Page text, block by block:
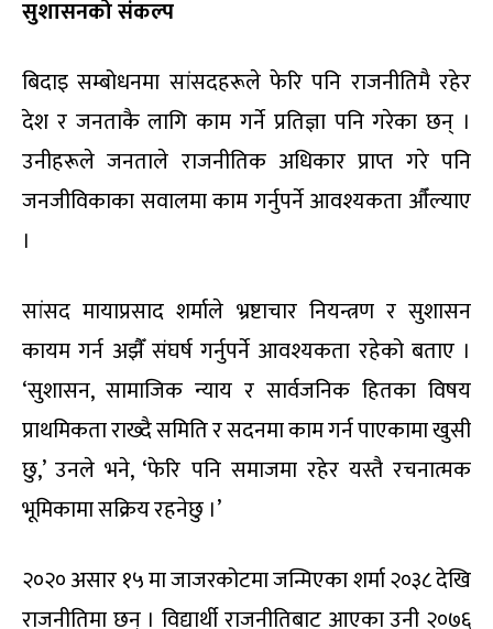
सुशासनको संकल्प
बिदाइ सम्बोधनमा सांसदहरूले फेरि पनि राजनीतिमै रहेर
देश र जनताकै लागि काम गर्ने प्रतिज्ञा पनि गरेका छन् ।
उनीहरूले जनताले राजनीतिक अधिकार प्राप्त गरे पनि
जनजीविकाका सवालमा काम गर्नुपर्ने आवश्यकता औँल्याए
।
सांसद मायाप्रसाद शर्माले भ्रष्टाचार नियन्त्रण र सुशासन
कायम गर्न अझैँ संघर्ष गर्नुपर्ने आवश्यकता रहेको बताए ।
‘सुशासन, सामाजिक न्याय र सार्वजनिक हितका विषय
प्राथमिकता राख्दै समिति र सदनमा काम गर्न पाएकामा खुसी
छु,’ उनले भने, ‘फेरि पनि समाजमा रहेर यस्तै रचनात्मक
भूमिकामा सक्रिय रहनेछु ।’
२०२० असार १५ मा जाजरकोटमा जन्मिएका शर्मा २०३८ देखि
राजनीतिमा छन् । विद्यार्थी राजनीतिबाट आएका उनी २०७६